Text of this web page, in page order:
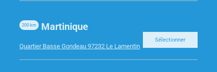
Martinique
200 km
Quartier Basse Gondeau 97232 Le Lamentin
Sélectionner